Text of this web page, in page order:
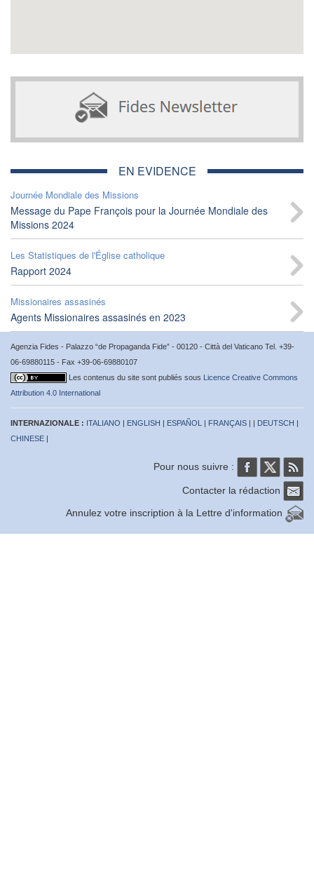
EN EVIDENCE
Journée Mondiale des Missions
Message du Pape François pour la Journée Mondiale des
Missions 2024
Les Statistiques de l'Église catholique
Rapport 2024
Missionaires assasinés
Agents Missionaires assasinés en 2023
Agenzia Fides - Palazzo “de Propaganda Fide” - 00120 - Città del Vaticano Tel. +39-
06-69880115 - Fax +39-06-69880107
Les contenus du site sont publiés sous Licence Creative Commons
Attribution 4.0 International
INTERNAZIONALE : ITALIANO | ENGLISH | ESPAÑOL | FRANÇAIS | | DEUTSCH |
CHINESE |
Pour nous suivre :
Contacter la rédaction
Annulez votre inscription à la Lettre d'information